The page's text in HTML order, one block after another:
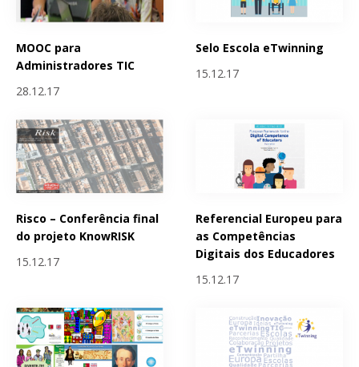
MOOC para
Administradores TIC
28.12.17
Selo Escola eTwinning
15.12.17
Risco – Conferência final
do projeto KnowRISK
15.12.17
Referencial Europeu para
as Competências
Digitais dos Educadores
15.12.17